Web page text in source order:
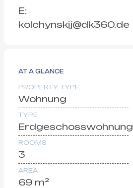
E:
kolchynskij@dk360.de
AT A GLANCE
PROPERTY TYPE
Wohnung
TYPE
Erdgeschosswohnung
ROOMS
3
AREA
69 m²